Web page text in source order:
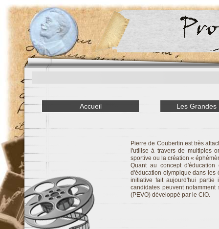
Accueil Les Grandes
Pierre de Coubertin est très
l'utilise à travers de multiples
sportive ou la création «
Quant au concept
d'éducation olympique dans les
initiative fait aujourd'hui partie
candidates peuvent
(PEVO) développé par le CIO.